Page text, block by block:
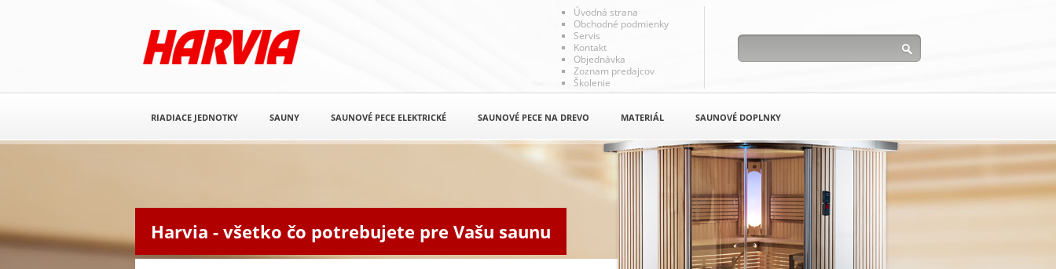
Harvia - všetko čo potrebujete pre Vašu saunu
Úvodná strana
Obchodné podmienky
Servis
Kontakt
Objednávka
Zoznam predajcov
Školenie
RIADIACE JEDNOTKY SAUNY SAUNOVÉ PECE ELEKTRICKÉ SAUNOVÉ PECE NA DREVO MATERIÁL SAUNOVÉ DOPLNKY